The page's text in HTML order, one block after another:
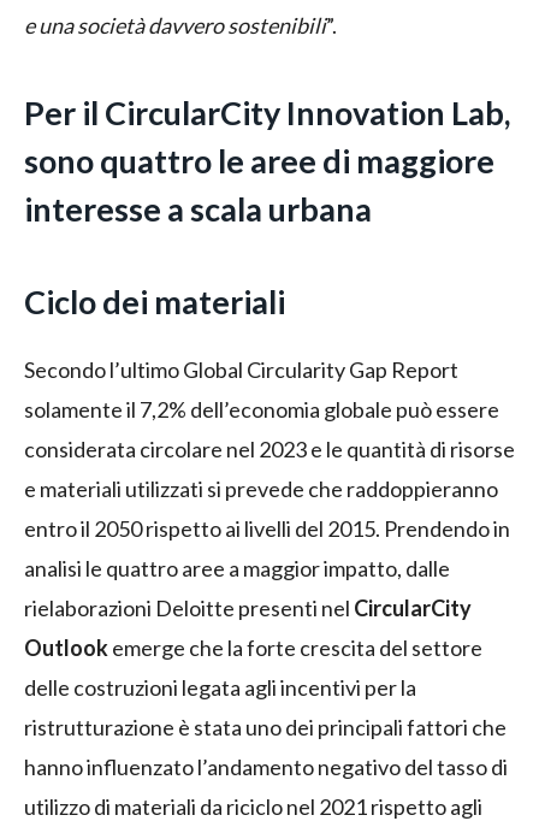
e una società davvero sostenibili”.
Per il CircularCity Innovation Lab,
sono quattro le aree di maggiore
interesse a scala urbana
Ciclo dei materiali
Secondo l’ultimo Global Circularity Gap Report
solamente il 7,2% dell’economia globale può essere
considerata circolare nel 2023 e le quantità di risorse
e materiali utilizzati si prevede che raddoppieranno
entro il 2050 rispetto ai livelli del 2015. Prendendo in
analisi le quattro aree a maggior impatto, dalle
rielaborazioni Deloitte presenti nel CircularCity
Outlookemerge che la forte crescita del settore
delle costruzioni legata agli incentivi per la
ristrutturazione è stata uno dei principali fattori che
hanno influenzato l’andamento negativo del tasso di
utilizzo di materiali da riciclo nel 2021 rispetto agli